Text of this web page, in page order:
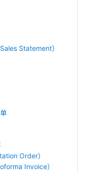
Statement）
Order）
Invoice）